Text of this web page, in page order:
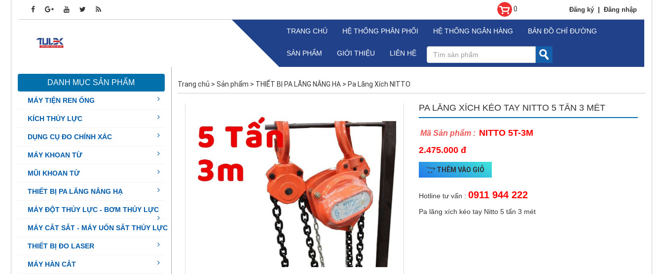
Đăng ký| Đăng nhập
0
TRANG CHỦ HỆ THỐNG PHÂN PHỐI HỆ THỐNG NGÂN HÀNG BẢN ĐỒ CHỈ ĐƯỜNG
SẢN PHẨM GIỚI THIỆU LIÊN HỆ
DANH MỤC SẢN PHẨM
MÁY TIỆN REN ỐNG
KÍCH THỦY LỰC
DỤNG CỤ ĐO CHÍNH XÁC
MÁY KHOAN TỪ
MŨI KHOAN TỪ
THIẾT BỊ PA LĂNG NÂNG HẠ
MÁY ĐỘT THỦY LỰC - BƠM THỦY LỰC
MÁY CẮT SẮT - MÁY UỐN SẮT THỦY LỰC
THIẾT BỊ ĐO LASER
MÁY HÀN CẮT
Trang chủ >Sản phẩm > THIẾT BỊ PA LĂNG NÂNG HẠ > Pa Lăng Xích NITTO
PA LĂNG XÍCH KÉO TAY NITTO 5 TẤN 3 MÉT
Mã Sản phẩm : NITTO 5T-3M
2.475.000 đ
THÊM VÀO GIỎ
Hotline tư vấn :0911 944 222
Pa lăng xích kéo tay Nitto 5 tấn 3 mét